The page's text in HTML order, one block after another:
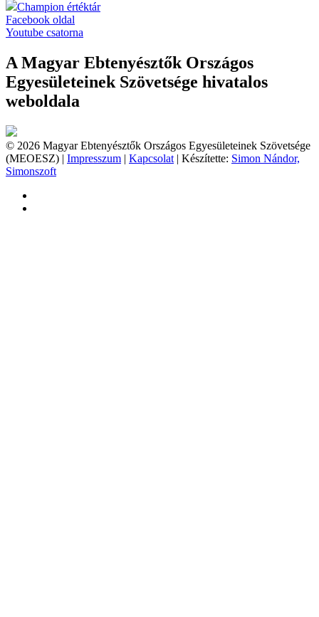
Champion értéktár
Facebook oldal
Youtube csatorna
A Magyar Ebtenyésztők Országos
Egyesületeinek Szövetsége hivatalos
weboldala
© 2026 Magyar Ebtenyésztők Országos Egyesületeinek Szövetsége
(MEOESZ) | Impresszum | Kapcsolat | Készítette: Simon Nándor,
Simonszoft